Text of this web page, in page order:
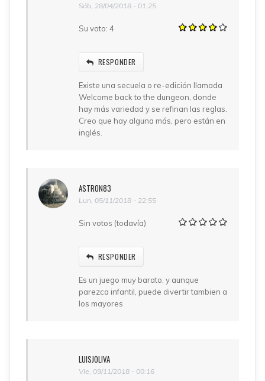
Sáb, 28/04/2018 - 01:25
Su voto: 4
RESPONDER
Existe una secuela o re-edición llamada
Welcome back to the dungeon, donde
hay más variedad y se refinan las reglas.
Creo que hay alguna más, pero están en
inglés.
ASTRON83
Lun, 05/11/2018 - 22:55
Sin votos (todavía)
RESPONDER
Es un juego muy barato, y aunque
parezca infantil, puede divertir tambien a
los mayores
LUISJOLIVA
Vie, 09/11/2018 - 00:16